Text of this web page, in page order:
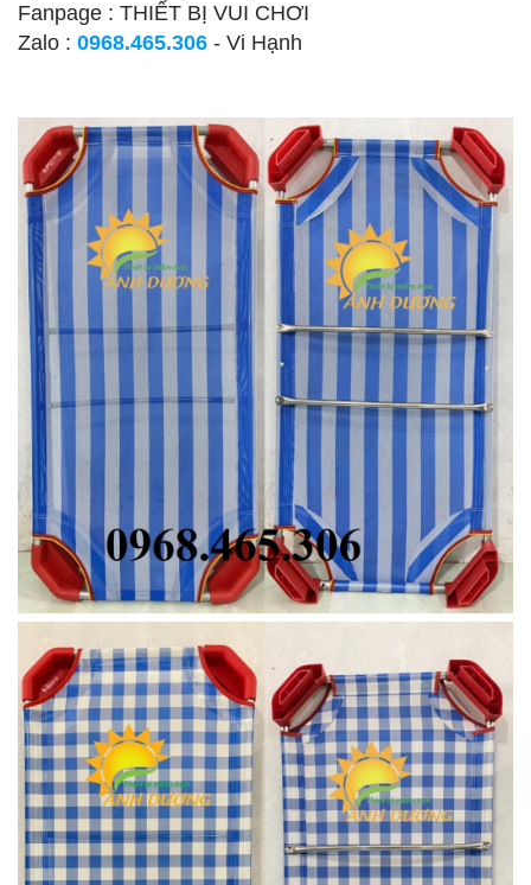
Fanpage : THIẾT BỊ VUI CHƠI
Zalo : 0968.465.306 - Vi Hạnh